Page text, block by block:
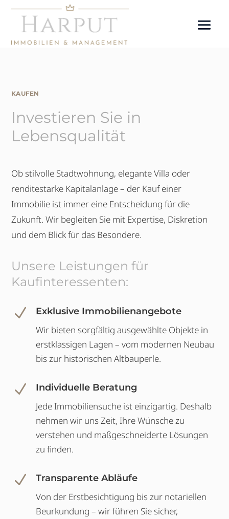
KAUFEN
Investieren Sie in
Lebensqualität
Ob stilvolle Stadtwohnung, elegante Villa oder
renditestarke Kapitalanlage – der Kauf einer
Immobilie ist immer eine Entscheidung für die
Zukunft. Wir begleiten Sie mit Expertise, Diskretion
und dem Blick für das Besondere.
Unsere Leistungen für
Kaufinteressenten:
N Exklusive Immobilienangebote
Wir bieten sorgfältig ausgewählte Objekte in
erstklassigen Lagen – vom modernen Neubau
bis zur historischen Altbauperle.
N Individuelle Beratung
Jede Immobiliensuche ist einzigartig. Deshalb
nehmen wir uns Zeit, Ihre Wünsche zu
verstehen und maßgeschneiderte Lösungen
zu finden.
N Transparente Abläufe
Von der Erstbesichtigung bis zur notariellen
Beurkundung – wir führen Sie sicher,